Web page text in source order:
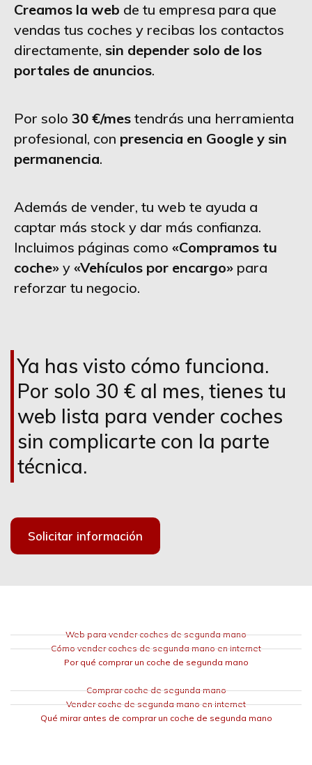
Creamos la web de tu empresa para que
vendas tus coches y recibas los contactos
directamente, sin depender solo de los
portales de anuncios.
Por solo 30 €/mes tendrás una herramienta
profesional, con presencia en Google y sin
permanencia.
Además de vender, tu web te ayuda a
captar más stock y dar más confianza.
Incluimos páginas como «Compramos tu
coche» y «Vehículos por encargo» para
reforzar tu negocio.
Ya has visto cómo funciona.
Por solo 30 € al mes, tienes tu
web lista para vender coches
sin complicarte con la parte
técnica.
Solicitar información
Web para vender coches de segunda mano
Cómo vender coches de segunda mano en internet
Por qué comprar un coche de segunda mano
Comprar coche de segunda mano
Vender coche de segunda mano en internet
Qué mirar antes de comprar un coche de segunda mano